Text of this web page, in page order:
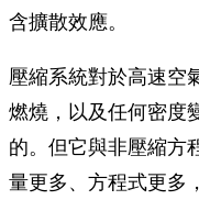
含擴散效應。
壓縮系統對於高速空
燃燒，以及任何密度
的。但它與非壓縮方
量更多、方程式更多